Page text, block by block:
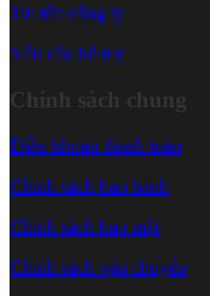
Tin tức công ty
Yêu cầu hỗ trợ
Chính sách chung
Điều khoản thanh toán
Chính sách bảo hành
Chính sách bảo mật
Chính sách vận chuyển